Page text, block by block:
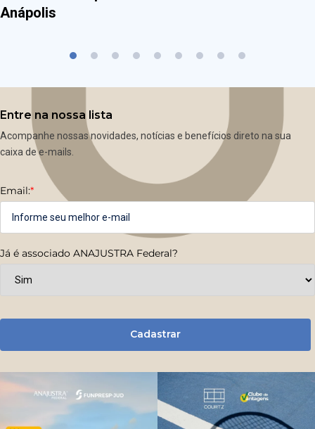
Anápolis
Entre na nossa lista
Acompanhe nossas novidades, notícias e benefícios direto na sua
caixa de e-mails.
Email:*
Já é associado ANAJUSTRA Federal?
Cadastrar